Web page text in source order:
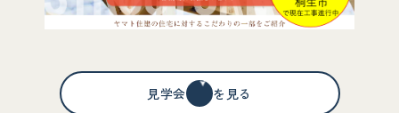
見学会情報を見る